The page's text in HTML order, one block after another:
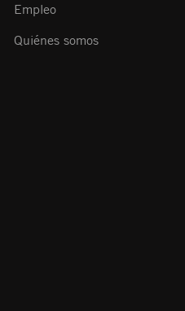
Empleo
Quiénes somos